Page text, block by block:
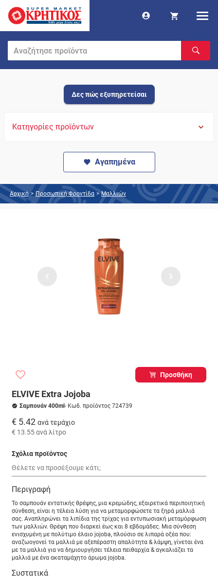
Δες πώς εξυπηρετείσαι
Κατηγορίες προϊόντων
Αγαπημένα
Αρχική > Προσωπική Φροντίδα > Μαλλιών
Προσθήκη
ELVIVE Extra Jojoba
Σαμπουάν 400ml - Κωδ. προϊόντος 724739
€ 5.42 ανά τεμάχιο
€ 13.55ανά λίτρο
Σχόλια προϊόντος
Περιγραφή
To σαμπουάν εντατικής θρέψης, μια κρεμώδης, εξαιρετικά περιποιητική
σύνθεση, είναι η τέλεια λύση για να μεταμορφώσετε τα ξηρά μαλλιά
σας. Αναπληρώνει τα λιπίδια της τρίχας για εντυπωσιακή μεταμόρφωση
των μαλλιών. Θρέψη που διαρκεί έως και 8 εβδομάδες. Μια σύνθεση
ενισχυμένη με πολύτιμο έλαιο jojoba, πλούσιο σε λιπαρά οξέα που:
αναζωογονεί τα μαλλιά με αξεπέραστη απαλότητα & λάμψη, γίνεται ένα
με τα μαλλιά για να δημιουργήσει τέλεια πειθαρχία & αγκαλιάζει τα
μαλλιά με ένα ακαταμάχητο άρωμα jojoba.
Συστατικά